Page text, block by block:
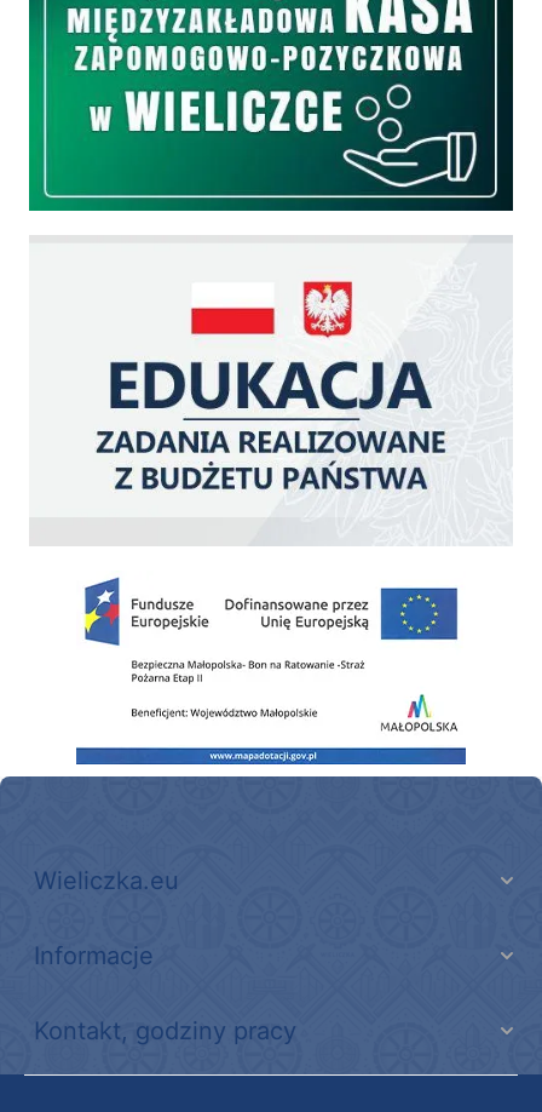
Zakup fabrycznie nowego, średniego samochodu ratowniczo-gaśniczego z
Wieliczka.eu
Informacje
Kontakt, godziny pracy